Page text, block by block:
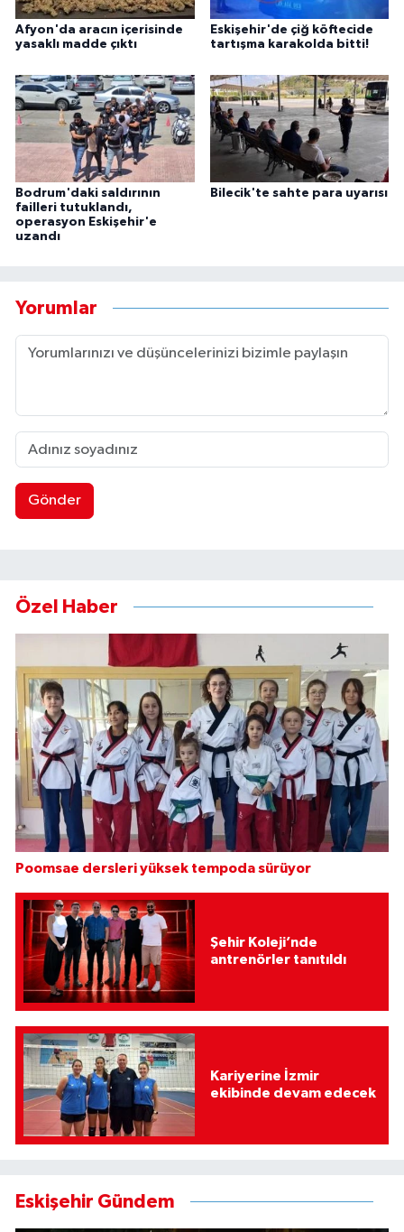
Afyon'da aracın içerisinde
yasaklı madde çıktı
Eskişehir'de çiğ köftecide
tartışma karakolda bitti!
Bodrum'daki saldırının
failleri tutuklandı,
operasyon Eskişehir'e
uzandı
Bilecik'te sahte para uyarısı
Yorumlar
Gönder
Özel Haber
Poomsae dersleri yüksek tempoda sürüyor
Şehir Koleji’nde
antrenörler tanıtıldı
Kariyerine İzmir
ekibinde devam edecek
Eskişehir Gündem